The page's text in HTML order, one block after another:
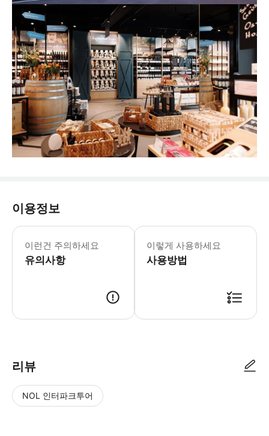
이용정보
이런건 주의하세요
유의사항
이렇게 사용하세요
사용방법
리뷰
NOL 인터파크투어